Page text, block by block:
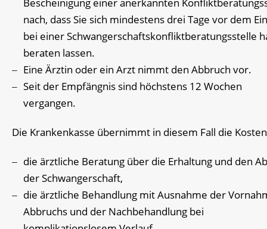
Bescheinigung einer anerkannten
nach, dass Sie sich mindestens drei Tage vor dem
bei einer Schwangerschaftskonfliktberatungsstelle
beraten lassen.
Eine Ärztin oder ein Arzt nimmt den Abbruch vor.
Seit der Empfängnis sind höchstens 12 Wochen
vergangen.
Die Krankenkasse übernimmt in diesem Fall die
die ärztliche Beratung über die Erhaltung und den
der Schwangerschaft,
die ärztliche Behandlung mit Ausnahme der
Abbruchs und der Nachbehandlung bei